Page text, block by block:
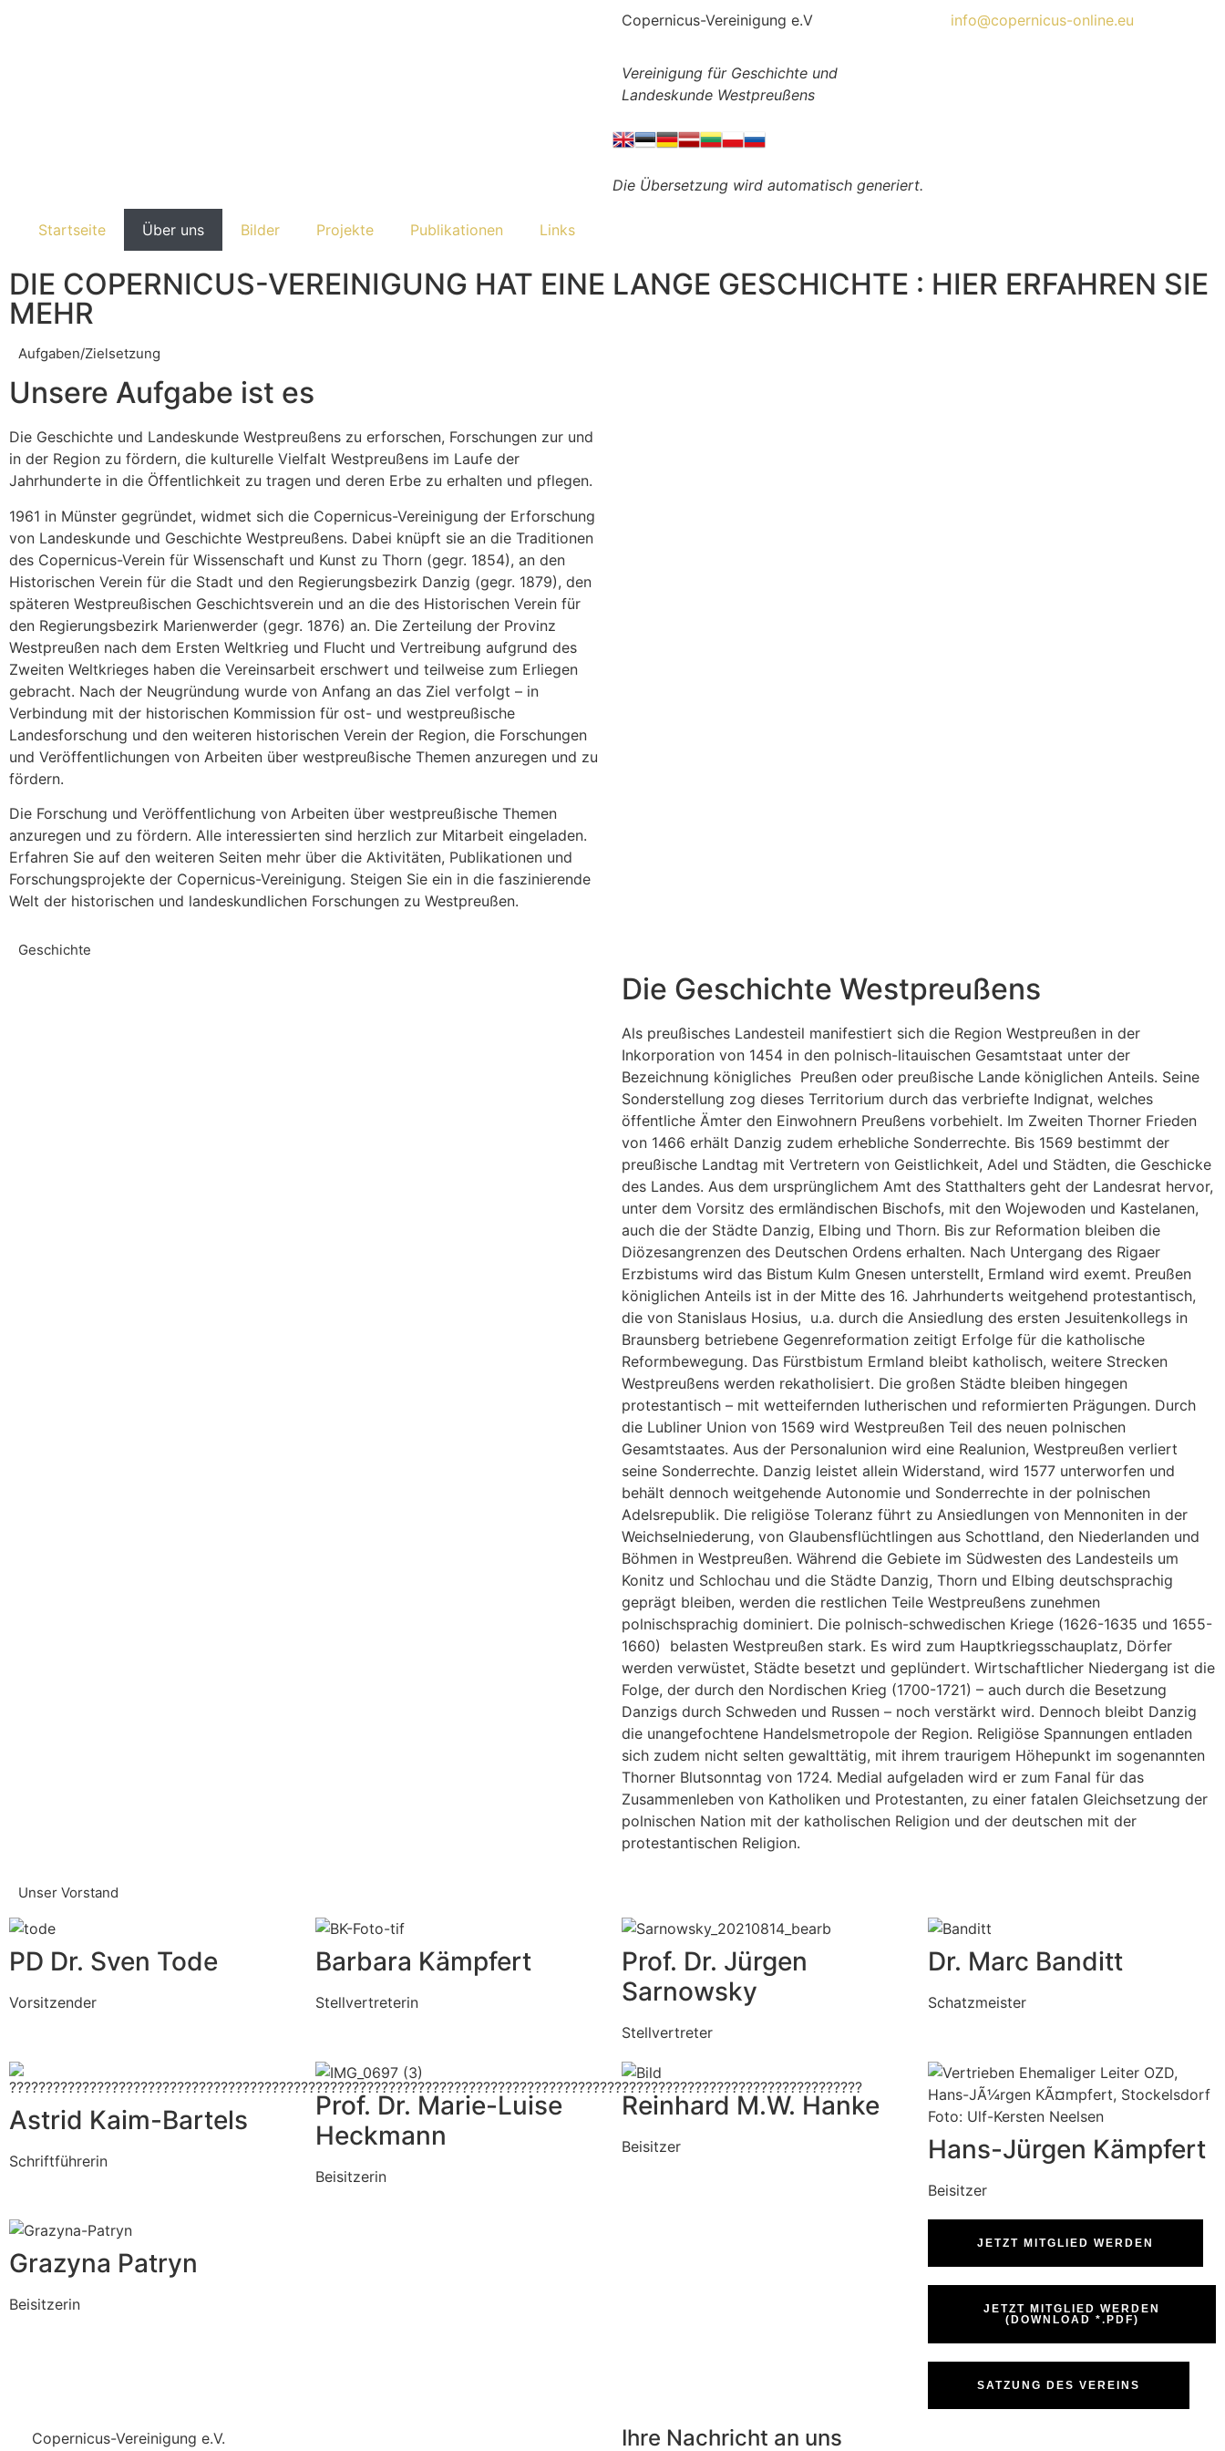
Copernicus-Vereinigung e.V
Vereinigung für Geschichte und
Landeskunde Westpreußens
info@copernicus-online.eu
Die Übersetzung wird automatisch generiert.
Startseite Über uns Bilder Projekte Publikationen Links
DIE COPERNICUS-VEREINIGUNG HAT EINE LANGE GESCHICHTE : HIER ERFAHREN SIE
MEHR
Aufgaben/Zielsetzung
Unsere Aufgabe ist es
Die Geschichte und Landeskunde Westpreußens zu erforschen, Forschungen zur und
in der Region zu fördern, die kulturelle Vielfalt Westpreußens im Laufe der
Jahrhunderte in die Öffentlichkeit zu tragen und deren Erbe zu erhalten und pflegen.
1961 in Münster gegründet, widmet sich die Copernicus-Vereinigung der Erforschung
von Landeskunde und Geschichte Westpreußens. Dabei knüpft sie an die Traditionen
des Copernicus-Verein für Wissenschaft und Kunst zu Thorn (gegr. 1854), an den
Historischen Verein für die Stadt und den Regierungsbezirk Danzig (gegr. 1879), den
späteren Westpreußischen Geschichtsverein und an die des Historischen Verein für
den Regierungsbezirk Marienwerder (gegr. 1876) an. Die Zerteilung der Provinz
Westpreußen nach dem Ersten Weltkrieg und Flucht und Vertreibung aufgrund des
Zweiten Weltkrieges haben die Vereinsarbeit erschwert und teilweise zum Erliegen
gebracht. Nach der Neugründung wurde von Anfang an das Ziel verfolgt – in
Verbindung mit der historischen Kommission für ost- und westpreußische
Landesforschung und den weiteren historischen Verein der Region, die Forschungen
und Veröffentlichungen von Arbeiten über westpreußische Themen anzuregen und zu
fördern.
Die Forschung und Veröffentlichung von Arbeiten über westpreußische Themen
anzuregen und zu fördern. Alle interessierten sind herzlich zur Mitarbeit eingeladen.
Erfahren Sie auf den weiteren Seiten mehr über die Aktivitäten, Publikationen und
Forschungsprojekte der Copernicus-Vereinigung. Steigen Sie ein in die faszinierende
Welt der historischen und landeskundlichen Forschungen zu Westpreußen.
Geschichte
Die Geschichte Westpreußens
Als preußisches Landesteil manifestiert sich die Region Westpreußen in der
Inkorporation von 1454 in den polnisch-litauischen Gesamtstaat unter der
Bezeichnung königliches Preußen oder preußische Lande königlichen Anteils. Seine
Sonderstellung zog dieses Territorium durch das verbriefte Indignat, welches
öffentliche Ämter den Einwohnern Preußens vorbehielt. Im Zweiten Thorner Frieden
von 1466 erhält Danzig zudem erhebliche Sonderrechte. Bis 1569 bestimmt der
preußische Landtag mit Vertretern von Geistlichkeit, Adel und Städten, die Geschicke
des Landes. Aus dem ursprünglichem Amt des Statthalters geht der Landesrat hervor,
unter dem Vorsitz des ermländischen Bischofs, mit den Wojewoden und Kastelanen,
auch die der Städte Danzig, Elbing und Thorn. Bis zur Reformation bleiben die
Diözesangrenzen des Deutschen Ordens erhalten. Nach Untergang des Rigaer
Erzbistums wird das Bistum Kulm Gnesen unterstellt, Ermland wird exemt. Preußen
königlichen Anteils ist in der Mitte des 16. Jahrhunderts weitgehend protestantisch,
die von Stanislaus Hosius, u.a. durch die Ansiedlung des ersten Jesuitenkollegs in
Braunsberg betriebene Gegenreformation zeitigt Erfolge für die katholische
Reformbewegung. Das Fürstbistum Ermland bleibt katholisch, weitere Strecken
Westpreußens werden rekatholisiert. Die großen Städte bleiben hingegen
protestantisch – mit wetteifernden lutherischen und reformierten Prägungen. Durch
die Lubliner Union von 1569 wird Westpreußen Teil des neuen polnischen
Gesamtstaates. Aus der Personalunion wird eine Realunion, Westpreußen verliert
seine Sonderrechte. Danzig leistet allein Widerstand, wird 1577 unterworfen und
behält dennoch weitgehende Autonomie und Sonderrechte in der polnischen
Adelsrepublik. Die religiöse Toleranz führt zu Ansiedlungen von Mennoniten in der
Weichselniederung, von Glaubensflüchtlingen aus Schottland, den Niederlanden und
Böhmen in Westpreußen. Während die Gebiete im Südwesten des Landesteils um
Konitz und Schlochau und die Städte Danzig, Thorn und Elbing deutschsprachig
geprägt bleiben, werden die restlichen Teile Westpreußens zunehmen
polnischsprachig dominiert. Die polnisch-schwedischen Kriege (1626-1635 und 1655-
1660) belasten Westpreußen stark. Es wird zum Hauptkriegsschauplatz, Dörfer
werden verwüstet, Städte besetzt und geplündert. Wirtschaftlicher Niedergang ist die
Folge, der durch den Nordischen Krieg (1700-1721) – auch durch die Besetzung
Danzigs durch Schweden und Russen – noch verstärkt wird. Dennoch bleibt Danzig
die unangefochtene Handelsmetropole der Region. Religiöse Spannungen entladen
sich zudem nicht selten gewalttätig, mit ihrem traurigem Höhepunkt im sogenannten
Thorner Blutsonntag von 1724. Medial aufgeladen wird er zum Fanal für das
Zusammenleben von Katholiken und Protestanten, zu einer fatalen Gleichsetzung der
polnischen Nation mit der katholischen Religion und der deutschen mit der
protestantischen Religion.
Unser Vorstand
PD Dr. Sven Tode
Vorsitzender
Barbara Kämpfert
Stellvertreterin
Prof. Dr. Jürgen
Sarnowsky
Stellvertreter
Dr. Marc Banditt
Schatzmeister
Astrid Kaim-Bartels
Schriftführerin
Prof. Dr. Marie-Luise
Heckmann
Beisitzerin
Reinhard M.W. Hanke
Beisitzer Hans-Jürgen Kämpfert
Beisitzer
Grazyna Patryn
Beisitzerin
JETZT MITGLIED WERDEN
JETZT MITGLIED WERDEN
(DOWNLOAD *.PDF)
SATZUNG DES VEREINS
Copernicus-Vereinigung e.V.
Ihre Nachricht an uns